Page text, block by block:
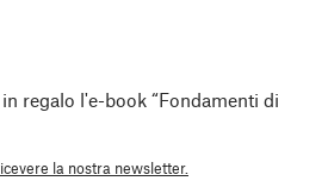
regalo l'e-book “Fondamenti di
la nostra newsletter.